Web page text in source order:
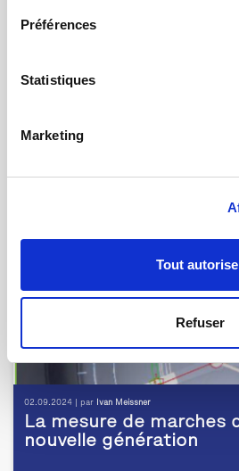
Préférences
Statistiques
Marketing
Tout
Refuser
qmt devient membre du
02.09.2024 | par Ivan Meissner
La mesure de marches
nouvelle génération